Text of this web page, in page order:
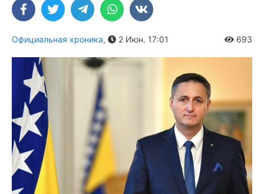
Официальная хроника, 2 Июн. 17:01 693